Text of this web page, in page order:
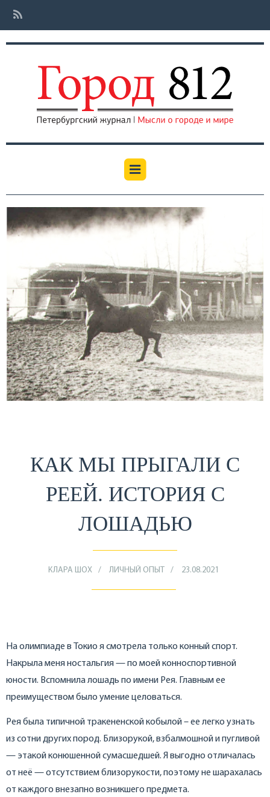
КАК МЫ ПРЫГАЛИ С
РЕЕЙ. ИСТОРИЯ С
ЛОШАДЬЮ
КЛАРА ШОХ ЛИЧНЫЙ ОПЫТ 23.08.2021
На олимпиаде в Токио я смотрела только конный спорт.
Накрыла меня ностальгия — по моей конноспортивной
юности. Вспомнила лошадь по имени Рея. Главным ее
преимуществом было умение целоваться.
Рея была типичной тракененской кобылой – ее легко узнать
из сотни других пород. Близорукой, взбалмошной и пугливой
— этакой конюшенной сумасшедшей. Я выгодно отличалась
от неё — отсутствием близорукости, поэтому не шарахалась
от каждого внезапно возникшего предмета.